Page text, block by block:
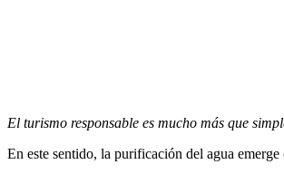
El turismo responsable es mucho más que
En este sentido, la purificación del agua